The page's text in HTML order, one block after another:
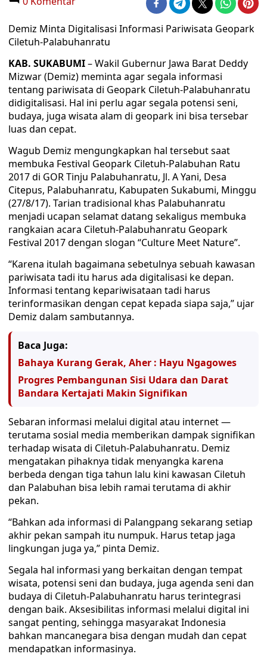
Demiz Minta Digitalisasi Informasi Pariwisata Geopark
Ciletuh-Palabuhanratu
KAB. SUKABUMI– Wakil Gubernur Jawa Barat Deddy
Mizwar (Demiz) meminta agar segala informasi
tentang pariwisata di Geopark Ciletuh-Palabuhanratu
didigitalisasi. Hal ini perlu agar segala potensi seni,
budaya, juga wisata alam di geopark ini bisa tersebar
luas dan cepat.
Wagub Demiz mengungkapkan hal tersebut saat
membuka Festival Geopark Ciletuh-Palabuhan Ratu
2017 di GOR Tinju Palabuhanratu, Jl. A Yani, Desa
Citepus, Palabuhanratu, Kabupaten Sukabumi, Minggu
(27/8/17). Tarian tradisional khas Palabuhanratu
menjadi ucapan selamat datang sekaligus membuka
rangkaian acara Ciletuh-Palabuhanratu Geopark
Festival 2017 dengan slogan “Culture Meet Nature”.
“Karena itulah bagaimana sebetulnya sebuah kawasan
pariwisata tadi itu harus ada digitalisasi ke depan.
Informasi tentang kepariwisataan tadi harus
terinformasikan dengan cepat kepada siapa saja,” ujar
Demiz dalam sambutannya.
Baca Juga:
Bahaya Kurang Gerak, Aher : Hayu Ngagowes
Progres Pembangunan Sisi Udara dan Darat
Bandara Kertajati Makin Signifikan
Sebaran informasi melalui digital atau internet —
terutama sosial media memberikan dampak signifikan
terhadap wisata di Ciletuh-Palabuhanratu. Demiz
mengatakan pihaknya tidak menyangka karena
berbeda dengan tiga tahun lalu kini kawasan Ciletuh
dan Palabuhan bisa lebih ramai terutama di akhir
pekan.
“Bahkan ada informasi di Palangpang sekarang setiap
akhir pekan sampah itu numpuk. Harus tetap jaga
lingkungan juga ya,” pinta Demiz.
Segala hal informasi yang berkaitan dengan tempat
wisata, potensi seni dan budaya, juga agenda seni dan
budaya di Ciletuh-Palabuhanratu harus terintegrasi
dengan baik. Aksesibilitas informasi melalui digital ini
sangat penting, sehingga masyarakat Indonesia
bahkan mancanegara bisa dengan mudah dan cepat
mendapatkan informasinya.